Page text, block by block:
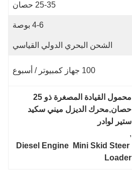
25-35 حصان
4-6 بوصة
الشحن البحري الدولي القياسي
100 جهاز كمبيوتر / أسبوع
محمول القيادة المصغرة ذو 25
حصان,محرك الديزل ميني سكيد
ستير لوادر
,
Diesel Engine  Mini Skid Steer
Loader